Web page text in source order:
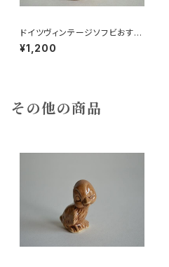
ドイツヴィンテージソフビおすま
しネコ？B7
¥1,200
その他の商品